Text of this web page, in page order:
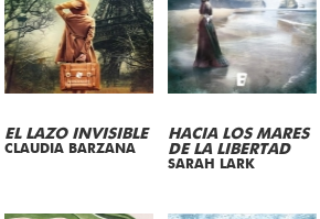
EL LAZO INVISIBLE
CLAUDIA BARZANA
HACIA LOS MARES
DE LA LIBERTAD
SARAH LARK